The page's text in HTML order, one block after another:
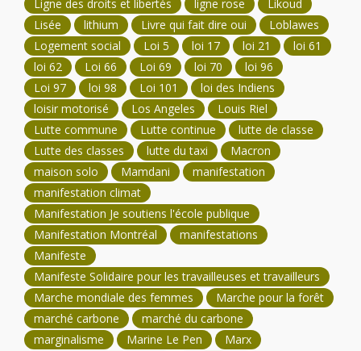
Ligne des droits et libertés ligne rose
Likoud
Lisée
lithium Livre qui fait dire oui
Loblawes
Logement social
Loi 5 loi 17 loi 21
loi 61
loi 62
Loi 66 Loi 69 loi 70
loi 96
Loi 97
loi 98 Loi 101
loi des Indiens
loisir motorisé
Los Angeles
Louis Riel
Lutte commune
Lutte continue
lutte de classe
Lutte des classes
lutte du taxi
Macron
maison solo
Mamdani
manifestation
manifestation climat
Manifestation Je soutiens l'école publique
Manifestation Montréal
manifestations
Manifeste
Manifeste Solidaire pour les travailleuses et travailleurs
Marche mondiale des femmes
Marche pour la forêt
marché carbone
marché du carbone
marginalisme
Marine Le Pen
Marx